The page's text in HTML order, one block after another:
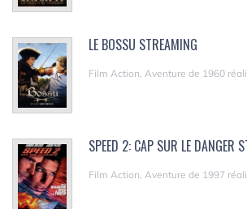
LE BOSSU STREAMING
Film Action, Aventure de 1960
SPEED 2: CAP SUR LE DANGER
Film Action, Aventure de 1997